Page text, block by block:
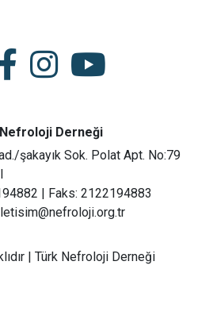
Derneği
şakayık Sok. Polat Apt. No:79
| Faks: 2122194883
| Türk Nefroloji Derneği